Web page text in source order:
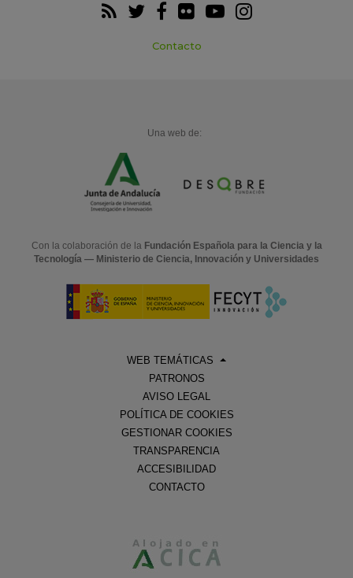
Contacto
Una web de:
Con la colaboración de la Fundación Española para la Ciencia y la
Tecnología — Ministerio de Ciencia, Innovación y Universidades
WEB TEMÁTICAS
PATRONOS
AVISO LEGAL
POLÍTICA DE COOKIES
GESTIONAR COOKIES
TRANSPARENCIA
ACCESIBILIDAD
CONTACTO